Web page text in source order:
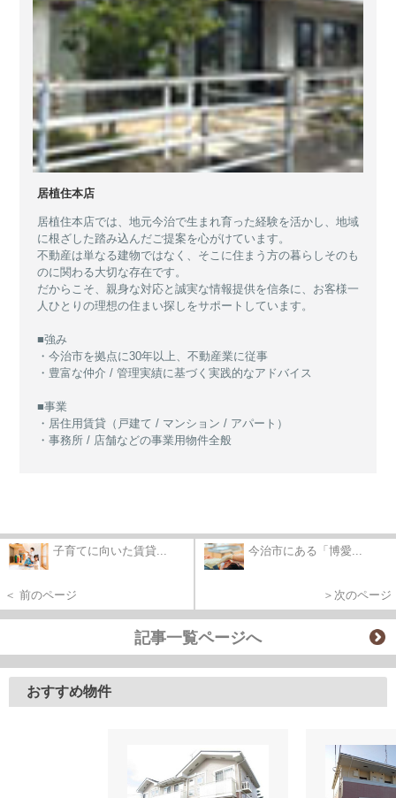
居植住本店
居植住本店では、地元今治で生まれ育った経験を活かし、地域
に根ざした踏み込んだご提案を心がけています。
不動産は単なる建物ではなく、そこに住まう方の暮らしそのも
のに関わる大切な存在です。
だからこそ、親身な対応と誠実な情報提供を信条に、お客様一
人ひとりの理想の住まい探しをサポートしています。
■強み
・今治市を拠点に30年以上、不動産業に従事
・豊富な仲介 / 管理実績に基づく実践的なアドバイス
■事業
・居住用賃貸（戸建て / マンション / アパート）
・事務所 / 店舗などの事業用物件全般
子育てに向いた賃貸...
＜ 前のページ
今治市にある「博愛...
＞次のページ
記事一覧ページへ
おすすめ物件